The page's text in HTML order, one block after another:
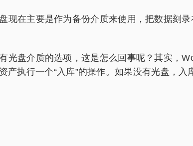
在主要是作为备份介质来使用，把数据刻
盘介质的选项，这是怎么回事呢？其实，
执行一个“入库”的操作。如果没有光盘，